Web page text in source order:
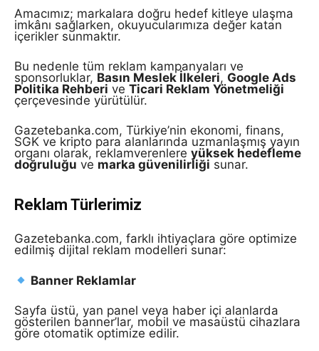
Amacımız; markalara doğru hedef kitleye ulaşma
imkânı sağlarken, okuyucularımıza değer katan
içerikler sunmaktır.
Bu nedenle tüm reklam kampanyaları ve
sponsorluklar, Basın Meslek İlkeleri, Google Ads
Politika Rehberi ve Ticari Reklam Yönetmeliği
çerçevesinde yürütülür.
Gazetebanka.com, Türkiye’nin ekonomi, finans,
SGK ve kripto para alanlarında uzmanlaşmış yayın
organı olarak, reklamverenlere yüksek hedefleme
doğruluğu ve marka güvenilirliği sunar.
Reklam Türlerimiz
Gazetebanka.com, farklı ihtiyaçlara göre optimize
edilmiş dijital reklam modelleri sunar:
Banner Reklamlar
Sayfa üstü, yan panel veya haber içi alanlarda
gösterilen banner’lar, mobil ve masaüstü cihazlara
göre otomatik optimize edilir.